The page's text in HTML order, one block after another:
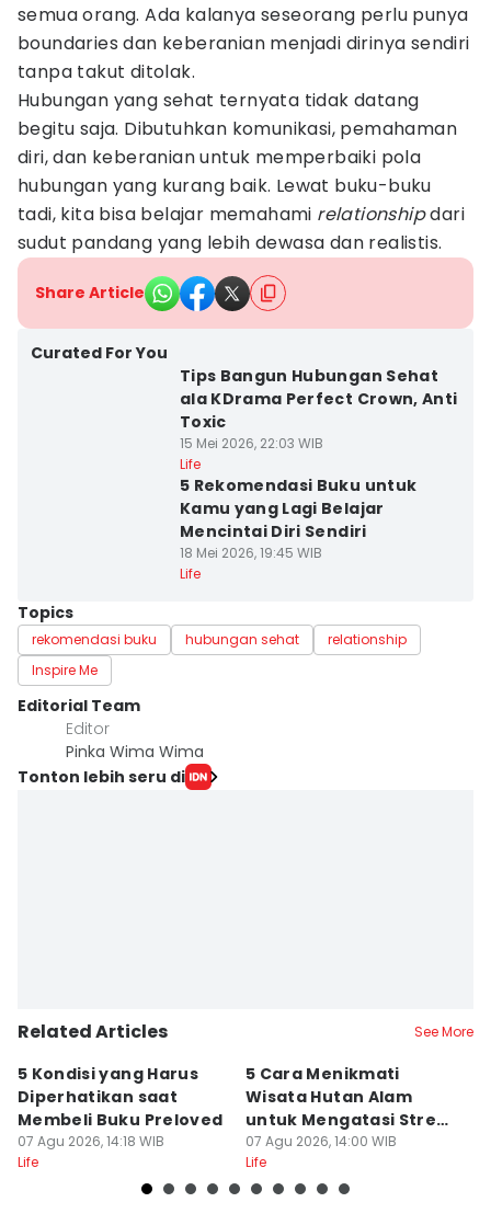
semua orang. Ada kalanya seseorang perlu punya
boundaries dan keberanian menjadi dirinya sendiri
tanpa takut ditolak.
Hubungan yang sehat ternyata tidak datang
begitu saja. Dibutuhkan komunikasi, pemahaman
diri, dan keberanian untuk memperbaiki pola
hubungan yang kurang baik. Lewat buku-buku
tadi, kita bisa belajar memahami relationshipdari
sudut pandang yang lebih dewasa dan realistis.
Share Article
Curated For You
Tips Bangun Hubungan Sehat
ala KDrama Perfect Crown, Anti
Toxic
15 Mei 2026, 22:03 WIB
Life
5 Rekomendasi Buku untuk
Kamu yang Lagi Belajar
Mencintai Diri Sendiri
18 Mei 2026, 19:45 WIB
Life
Topics
rekomendasi buku hubungan sehat
relationship
Inspire Me
Editorial Team
Editor
Pinka Wima Wima
Tonton lebih seru di
Related Articles See More
5 Kondisi yang Harus
Diperhatikan saat
Membeli Buku Preloved
07 Agu 2026, 14:18 WIB
Life
5 Cara Menikmati
Wisata Hutan Alam
untuk Mengatasi Stres
Kerja
07 Agu 2026, 14:00 WIB
Life